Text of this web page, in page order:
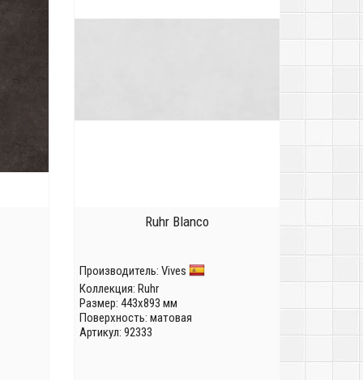
Ruhr Blanco
Производитель: Vives
Коллекция: Ruhr
Размер: 443x893 мм
Поверхность: матовая
Артикул: 92333